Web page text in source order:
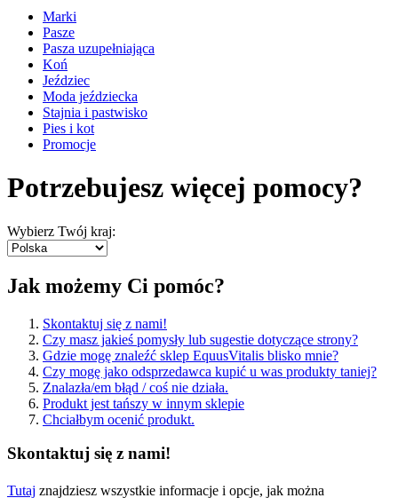
Marki
Pasze
Pasza uzupełniająca
Koń
Jeździec
Moda jeździecka
Stajnia i pastwisko
Pies i kot
Promocje
Potrzebujesz więcej pomocy?
Wybierz Twój kraj:
Jak możemy Ci pomóc?
Skontaktuj się z nami!
Czy masz jakieś pomysły lub sugestie dotyczące strony?
Gdzie mogę znaleźć sklep EquusVitalis blisko mnie?
Czy mogę jako odsprzedawca kupić u was produkty taniej?
Znalazła/em błąd / coś nie działa.
Produkt jest tańszy w innym sklepie
Chciałbym ocenić produkt.
Skontaktuj się z nami!
Tutaj znajdziesz wszystkie informacje i opcje, jak można